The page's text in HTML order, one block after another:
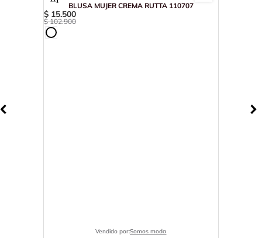
BLUSA MUJER CREMA RUTTA 110707
$ 15.500
$ 102.900
Vendido por:Somos moda